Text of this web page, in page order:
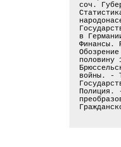
соч.
в
войны. -
Полиция.